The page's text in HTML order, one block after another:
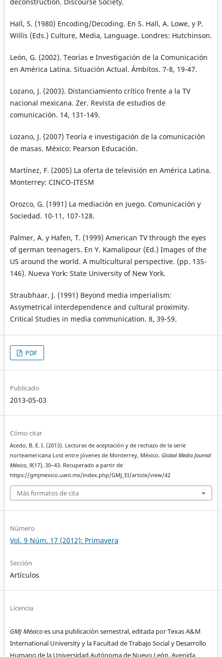
Hall, S. (1980) Encoding/Decoding. En S. Hall, A. Lowe, y P.
Willis (Eds.) Culture, Media, Language. Londres: Hutchinson.
León, G. (2002). Teorías e Investigación de la Comunicación
en América Latina. Situación Actual. Ámbitos. 7-8, 19-47.
Lozano, J. (2003). Distanciamiento crítico frente a la TV
nacional mexicana. Zer. Revista de estudios de
comunicación. 14, 131-149.
Lozano, J. (2007) Teoría e investigación de la comunicación
de masas. México: Pearson Educación.
Martínez, F. (2005) La oferta de televisión en América Latina.
Monterrey: CINCO-ITESM
Orozco, G. (1991) La mediación en juego. Comunicación y
Sociedad. 10-11, 107-128.
Palmer, A. y Hafen, T. (1999) American TV through the eyes
of german teenagers. En Y. Kamalipour (Ed.) Images of the
US around the world. A multicultural perspective. (pp. 135-
146). Nueva York: State University of New York.
Straubhaar, J. (1991) Beyond media imperialism:
Assymetrical interdependence and cultural proximity.
Critical Studies in media communication. 8, 39-59.
PDF
Publicado
2013-05-03
Cómo citar
Acedo, B. E. I. (2013). Lecturas de aceptación y de rechazo de la serie
norteamericana Lost entre jóvenes de Monterrey, México. Global Media Journal
México, 9(17), 30–43. Recuperado a partir de
https://gmjmexico.uanl.mx/index.php/GMJ_EI/article/view/42
Más formatos de cita
Número
Vol. 9 Núm. 17 (2012): Primavera
Sección
Artículos
Licencia
GMJ Méxicoes una publicación semestral, editada por Texas A&M
International University y la Facultad de Trabajo Social y Desarrollo
Humano de la Universidad Autónoma de Nuevo León. Avenida